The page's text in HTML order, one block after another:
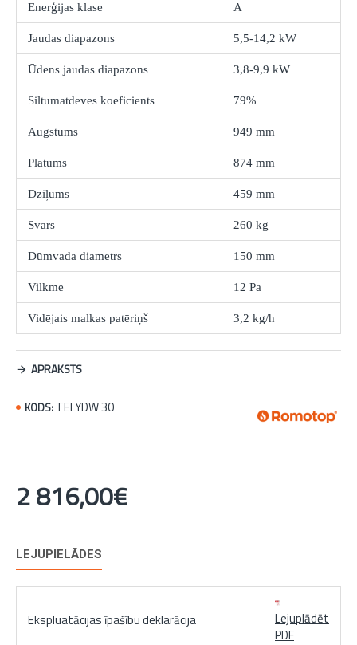
Enerģijas klase A
Jaudas diapazons 5,5-14,2 kW
Ūdens jaudas diapazons 3,8-9,9 kW
Siltumatdeves koeficients 79%
Augstums 949 mm
Platums 874 mm
Dziļums 459 mm
Svars 260 kg
Dūmvada diametrs 150 mm
Vilkme 12 Pa
Vidējais malkas patēriņš 3,2 kg/h
APRAKSTS
KODS: TELYDW 30
2 816,00€
LEJUPIELĀDES
Ekspluatācijas īpašību deklarācija
Lejuplādēt
PDF